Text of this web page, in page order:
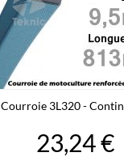
Courroie 3L320 -
23,24 €